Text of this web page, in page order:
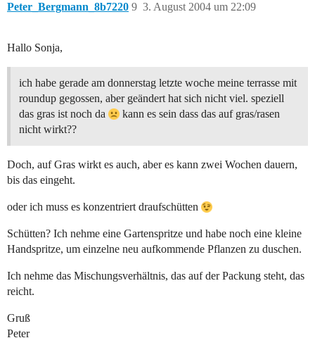
Peter_Bergmann_8b7220 3. August 2004 um 22:09
9
Hallo Sonja,
ich habe gerade am donnerstag letzte woche meine terrasse mit
roundup gegossen, aber geändert hat sich nicht viel. speziell
das gras ist noch da
kann es sein dass das auf gras/rasen
nicht wirkt??
Doch, auf Gras wirkt es auch, aber es kann zwei Wochen dauern,
bis das eingeht.
oder ich muss es konzentriert draufschütten
Schütten? Ich nehme eine Gartenspritze und habe noch eine kleine
Handspritze, um einzelne neu aufkommende Pflanzen zu duschen.
Ich nehme das Mischungsverhältnis, das auf der Packung steht, das
reicht.
Gruß
Peter